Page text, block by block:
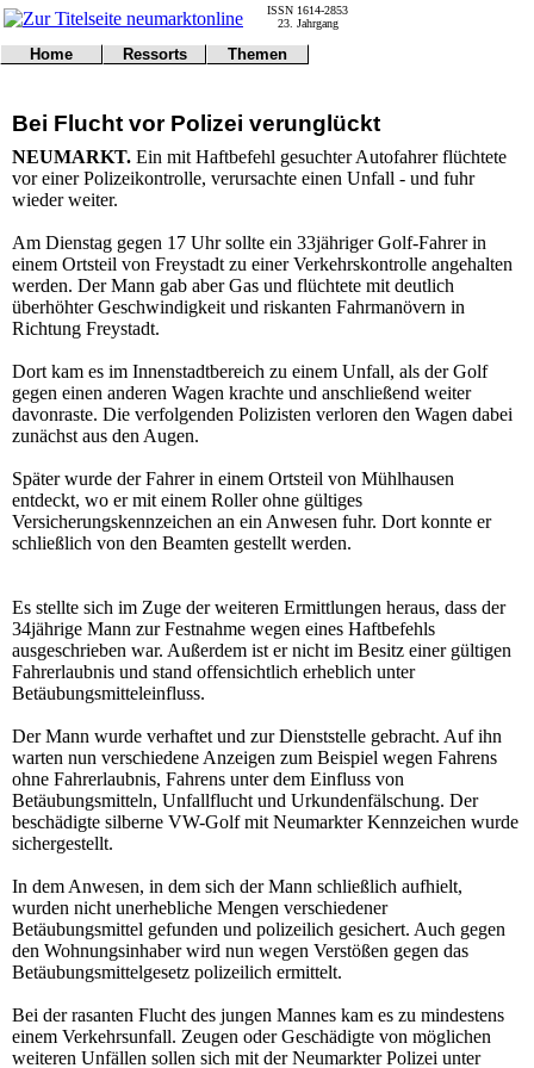
Bei Flucht vor Polizei verunglückt
NEUMARKT. Ein mit Haftbefehl gesuchter Autofahrer flüchtete
vor einer Polizeikontrolle, verursachte einen Unfall - und fuhr
wieder weiter.
Am Dienstag gegen 17 Uhr sollte ein 33jähriger Golf-Fahrer in
einem Ortsteil von Freystadt zu einer Verkehrskontrolle angehalten
werden. Der Mann gab aber Gas und flüchtete mit deutlich
überhöhter Geschwindigkeit und riskanten Fahrmanövern in
Richtung Freystadt.
Dort kam es im Innenstadtbereich zu einem Unfall, als der Golf
gegen einen anderen Wagen krachte und anschließend weiter
davonraste. Die verfolgenden Polizisten verloren den Wagen dabei
zunächst aus den Augen.
Später wurde der Fahrer in einem Ortsteil von Mühlhausen
entdeckt, wo er mit einem Roller ohne gültiges
Versicherungskennzeichen an ein Anwesen fuhr. Dort konnte er
schließlich von den Beamten gestellt werden.
Es stellte sich im Zuge der weiteren Ermittlungen heraus, dass der
34jährige Mann zur Festnahme wegen eines Haftbefehls
ausgeschrieben war. Außerdem ist er nicht im Besitz einer gültigen
Fahrerlaubnis und stand offensichtlich erheblich unter
Betäubungsmitteleinfluss.
Der Mann wurde verhaftet und zur Dienststelle gebracht. Auf ihn
warten nun verschiedene Anzeigen zum Beispiel wegen Fahrens
ohne Fahrerlaubnis, Fahrens unter dem Einfluss von
Betäubungsmitteln, Unfallflucht und Urkundenfälschung. Der
beschädigte silberne VW-Golf mit Neumarkter Kennzeichen wurde
sichergestellt.
In dem Anwesen, in dem sich der Mann schließlich aufhielt,
wurden nicht unerhebliche Mengen verschiedener
Betäubungsmittel gefunden und polizeilich gesichert. Auch gegen
den Wohnungsinhaber wird nun wegen Verstößen gegen das
Betäubungsmittelgesetz polizeilich ermittelt.
Bei der rasanten Flucht des jungen Mannes kam es zu mindestens
einem Verkehrsunfall. Zeugen oder Geschädigte von möglichen
weiteren Unfällen sollen sich mit der Neumarkter Polizei unter
ISSN 1614-2853
23. Jahrgang
Home
Notfall
Impressum
Ressorts
Wirtschaft
Sport
Polizei
Themen
Gericht
Online
Gesundheit
Statistiken
@NM
Freizeit
Leute
Schule
Eilmeldungen